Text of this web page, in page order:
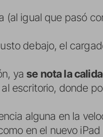
igual que pasó
debajo, el
ya se nota la
escritorio, donde
alguna en la
en el nuevo iPad